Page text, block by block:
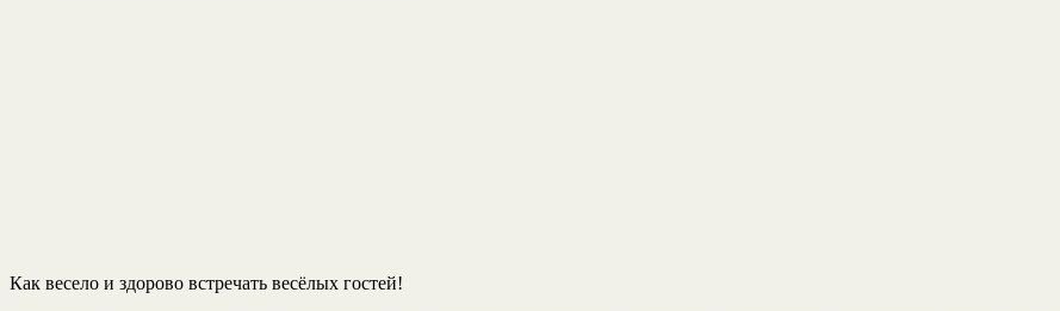
Как весело и здорово встречать весёлых гостей!